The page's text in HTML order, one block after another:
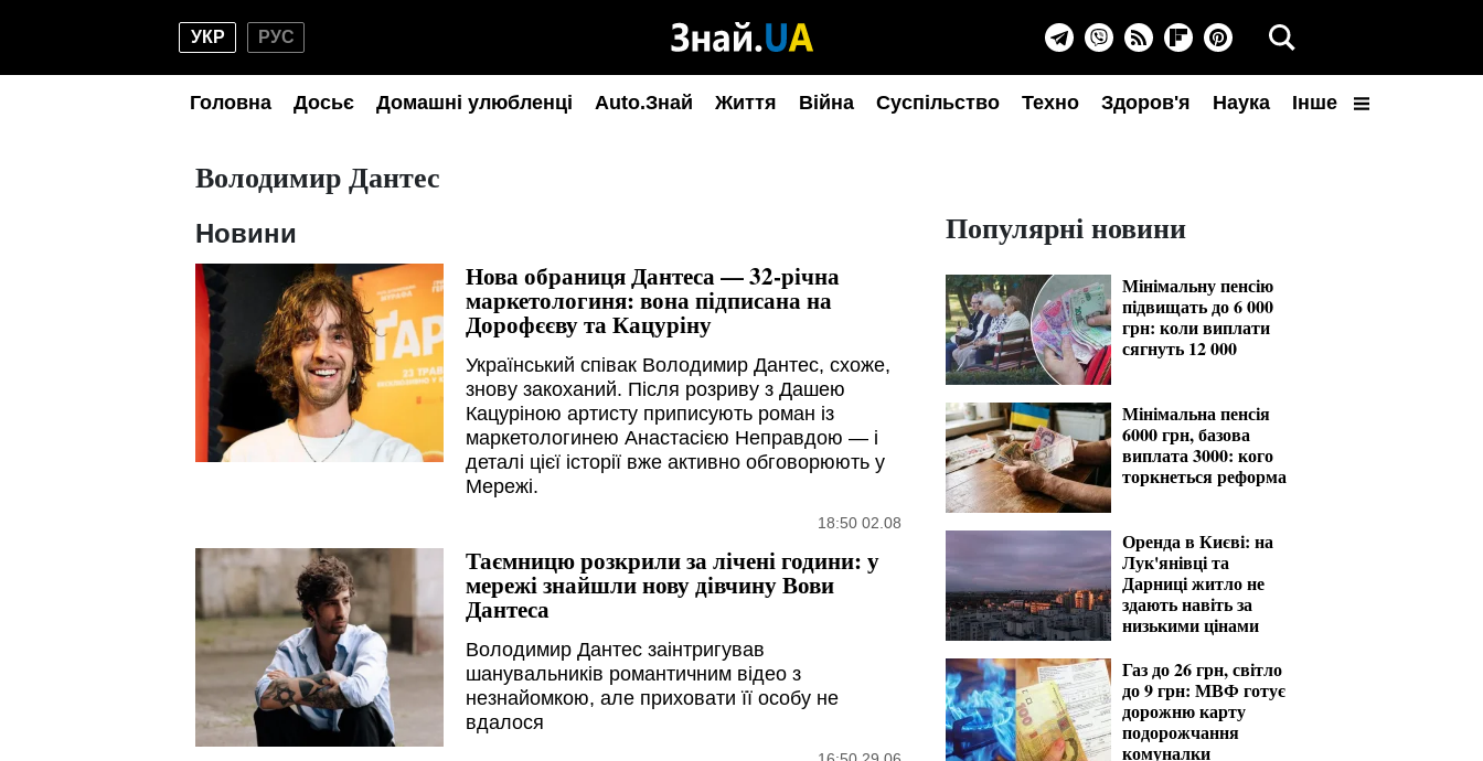
УКР РУС
Головна Досьє Домашні улюбленці Auto.Знай Життя Війна Суспільство Техно Здоров'я Наука Інше
Володимир Дантес
Новини
Нова обраниця Дантеса — 32-річна
маркетологиня: вона підписана на
Дорофєєву та Кацуріну
Український співак Володимир Дантес, схоже,
знову закоханий. Після розриву з Дашею
Кацуріною артисту приписують роман із
маркетологинею Анастасією Неправдою — і
деталі цієї історії вже активно обговорюють у
Мережі.
18:50 02.08
Таємницю розкрили за лічені години: у
мережі знайшли нову дівчину Вови
Дантеса
Володимир Дантес заінтригував
шанувальників романтичним відео з
незнайомкою, але приховати її особу не
вдалося
Популярні новини
Мінімальну пенсію
підвищать до 6 000
грн: коли виплати
сягнуть 12 000
Мінімальна пенсія
6000 грн, базова
виплата 3000: кого
торкнеться реформа
Оренда в Києві: на
Лук'янівці та
Дарниці житло не
здають навіть за
низькими цінами
Газ до 26 грн, світло
до 9 грн: МВФ готує
дорожню карту
подорожчання
комуналки